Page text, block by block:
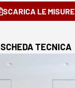
SCARICA LE MISURE
SCHEDA TECNICA